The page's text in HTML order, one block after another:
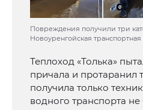
Повреждения получили три
Новоуренгойская
Теплоход «Толька»
причала и протаранил
получила только
водного транспорта